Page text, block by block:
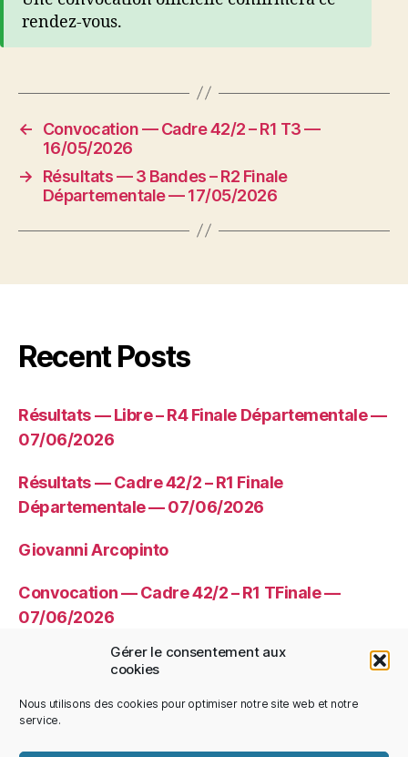
Gérer le consentement aux
cookies
Nous utilisons des cookies pour optimiser notre site web et notre
service.
rendez-vous.
←
Convocation — Cadre 42/2 – R1 T3 —
16/05/2026
→
Résultats — 3 Bandes – R2 Finale
Départementale — 17/05/2026
Recent Posts
Résultats — Libre – R4 Finale Départementale —
07/06/2026
Résultats — Cadre 42/2 – R1 Finale
Départementale — 07/06/2026
Giovanni Arcopinto
Convocation — Cadre 42/2 – R1 TFinale —
07/06/2026
Convocation — Libre – R4 TFinale —